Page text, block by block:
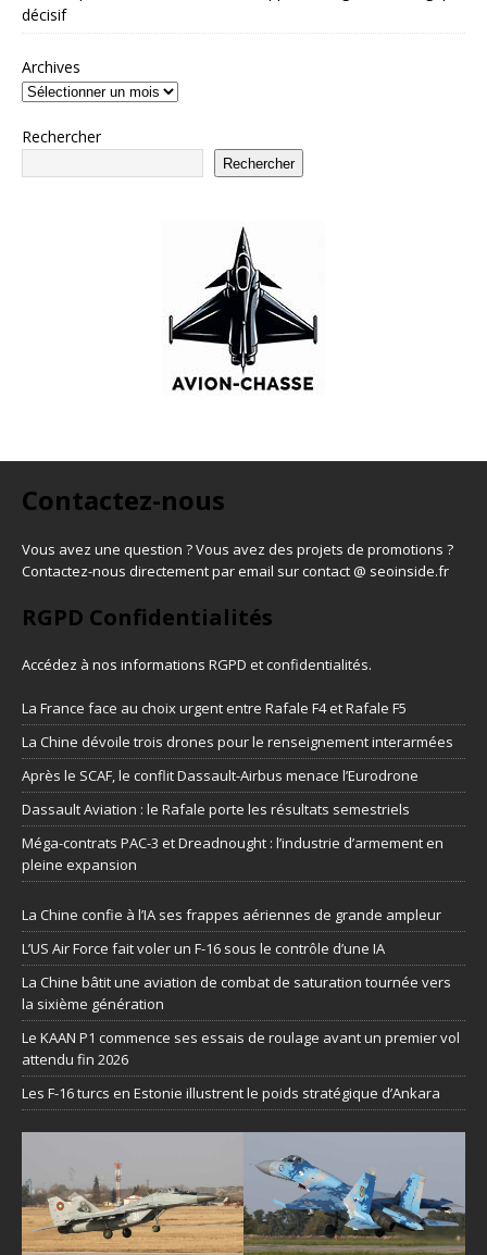
décisif
Archives
Rechercher
Rechercher
Contactez-nous
Vous avez une question ? Vous avez des projets de promotions ?
Contactez-nous directement par email sur contact @ seoinside.fr
RGPD Confidentialités
Accédez à nos informations RGPD et confidentialités.
La France face au choix urgent entre Rafale F4 et Rafale F5
La Chine dévoile trois drones pour le renseignement interarmées
Après le SCAF, le conflit Dassault-Airbus menace l’Eurodrone
Dassault Aviation : le Rafale porte les résultats semestriels
Méga-contrats PAC-3 et Dreadnought : l’industrie d’armement en
pleine expansion
La Chine confie à l’IA ses frappes aériennes de grande ampleur
L’US Air Force fait voler un F-16 sous le contrôle d’une IA
La Chine bâtit une aviation de combat de saturation tournée vers
la sixième génération
Le KAAN P1 commence ses essais de roulage avant un premier vol
attendu fin 2026
Les F-16 turcs en Estonie illustrent le poids stratégique d’Ankara